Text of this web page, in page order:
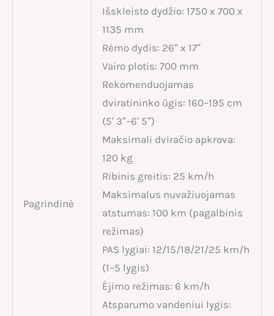
Pagrindinė
Išskleisto dydžio: 1750 x 700 x
1135 mm
Rėmo dydis: 26″ x 17″
Vairo plotis: 700 mm
Rekomenduojamas
dviratininko ūgis: 160–195 cm
(5′ 3″–6′ 5″)
Maksimali dviračio apkrova:
120 kg
Ribinis greitis: 25 km/h
Maksimalus nuvažiuojamas
atstumas: 100 km (pagalbinis
režimas)
PAS lygiai: 12/15/18/21/25 km/h
(1–5 lygis)
Ėjimo režimas: 6 km/h
Atsparumo vandeniui lygis: